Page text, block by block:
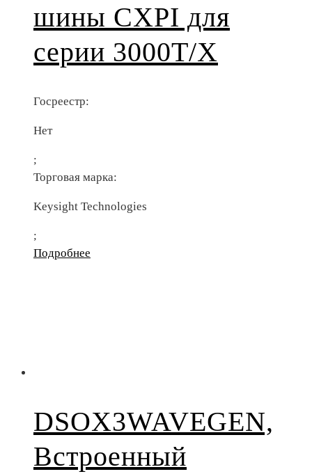
шины CXPI для
серии 3000T/X
Госреестр:
Нет
;
Торговая марка:
Keysight Technologies
;
Подробнее
DSOX3WAVEGEN,
Встроенный